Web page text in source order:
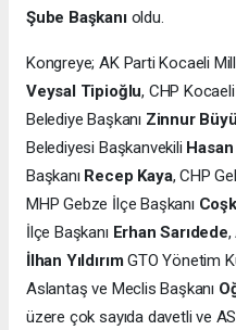
Şube Başkanıoldu.
Kongreye; AK Parti Kocaeli
Veysal Tipioğlu, CHP
Belediye Başkanı Zinnur
Belediyesi Başkanvekili
Başkanı Recep Kaya, CHP
MHP Gebze İlçe Başkanı
İlçe Başkanı Erhan Sarıdede,
İlhan YıldırımGTO Yönetim
Aslantaş ve Meclis Başkanı
üzere çok sayıda davetli ve